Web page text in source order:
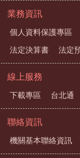
業務資訊
個人資料保護專區
法定決算書 法定
線上服務
下載專區 台北通
聯絡資訊
機關基本聯絡資訊